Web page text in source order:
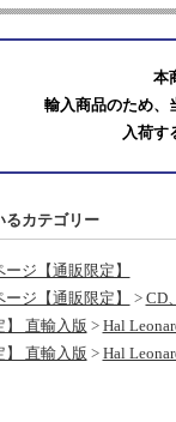
本
輸入商品のため、
入荷す
るカテゴリー
ジ【通販限定】
ジ【通販限定】
> CD
】 直輸入版 > Hal
】 直輸入版 > Hal